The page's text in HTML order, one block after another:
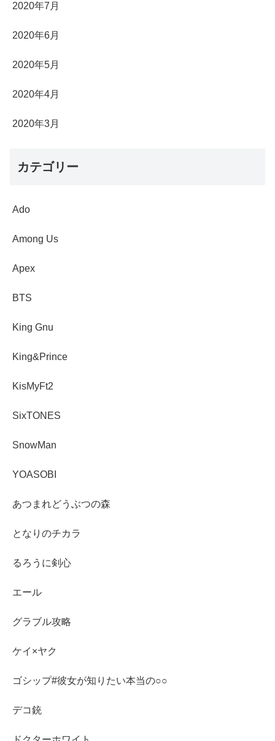
2020年7月
2020年6月
2020年5月
2020年4月
2020年3月
カテゴリー
Ado
Among Us
Apex
BTS
King Gnu
King&Prince
KisMyFt2
SixTONES
SnowMan
YOASOBI
あつまれどうぶつの森
となりのチカラ
るろうに剣心
エール
グラブル攻略
ケイ×ヤク
ゴシップ#彼女が知りたい本当の○○
デコ銃